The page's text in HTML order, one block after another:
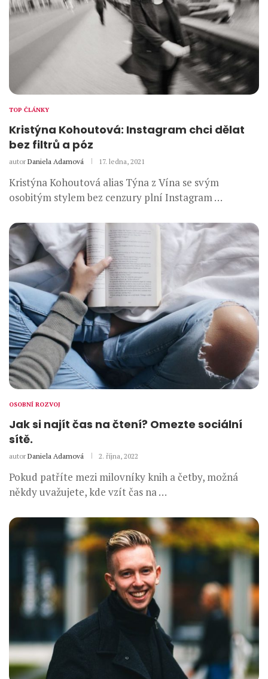
TOP ČLÁNKY
Kristýna Kohoutová: Instagram chci dělat
bez filtrů a póz
autor Daniela Adamová 17. ledna, 2021
Kristýna Kohoutová alias Týna z Vína se svým
osobitým stylem bez cenzury plní Instagram …
OSOBNÍ ROZVOJ
Jak si najít čas na čtení? Omezte sociální
sítě.
autor Daniela Adamová 2. října, 2022
Pokud patříte mezi milovníky knih a četby, možná
někdy uvažujete, kde vzít čas na …